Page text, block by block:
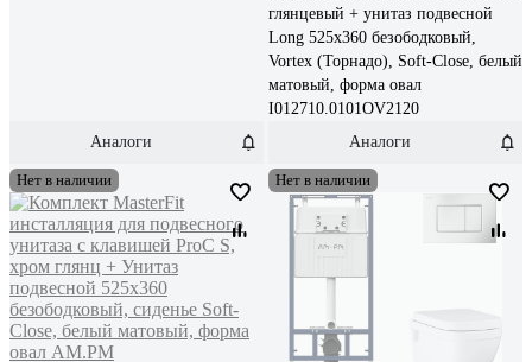
Аналоги
глянцевый + унитаз подвесной
Long 525х360 безободковый,
Vortex (Торнадо), Soft-Close, белый
матовый, форма овал
I012710.0101OV2120
Аналоги
Нет в наличии Нет в наличии